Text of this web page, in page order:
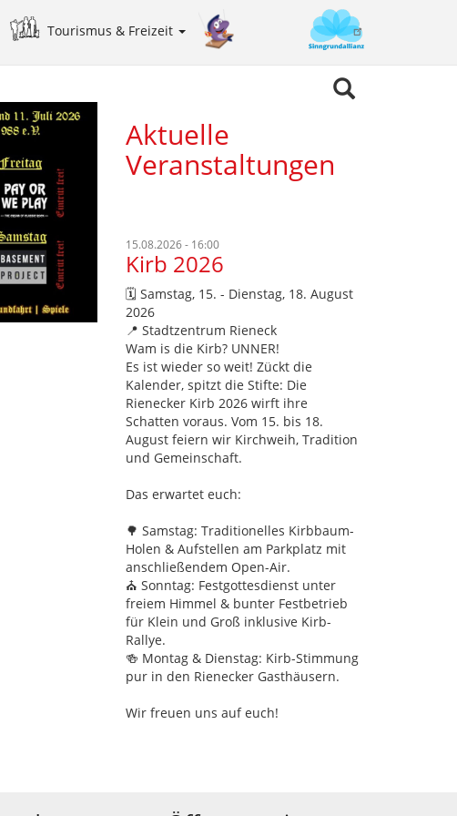
Tourismus & Freizeit
Meta
navigation
Sinngrundallianz
Aktuelle
Veranstaltungen
15.08.2026 - 16:00
Kirb 2026
🗓️ Samstag, 15. - Dienstag, 18. August
2026
📍 Stadtzentrum Rieneck
Wam is die Kirb? UNNER!
Es ist wieder so weit! Zückt die
Kalender, spitzt die Stifte: Die
Rienecker Kirb 2026 wirft ihre
Schatten voraus. Vom 15. bis 18.
August feiern wir Kirchweih, Tradition
und Gemeinschaft.
Das erwartet euch:
🌳 Samstag: Traditionelles Kirbbaum-
Holen & Aufstellen am Parkplatz mit
anschließendem Open-Air.
⛪ Sonntag: Festgottesdienst unter
freiem Himmel & bunter Festbetrieb
für Klein und Groß inklusive Kirb-
Rallye.
🍻 Montag & Dienstag: Kirb-Stimmung
pur in den Rienecker Gasthäusern.
Wir freuen uns auf euch!